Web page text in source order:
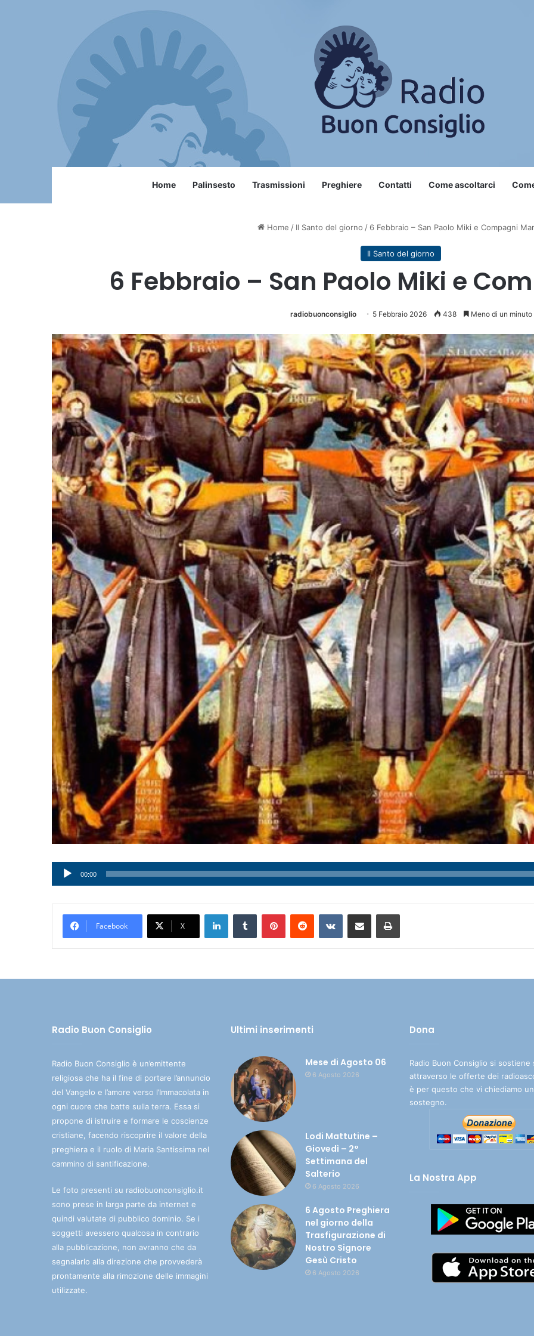
Home Palinsesto Trasmissioni Preghiere Contatti Come ascoltarci
Home / Il Santo del giorno / 6 Febbraio – San Paolo Miki e Compagni
Il Santo del giorno
6 Febbraio – San Paolo Miki e
radiobuonconsiglio 5 Febbraio 2026 438 Meno di un minuto
Audio
Player
00:00
Facebook X
Radio Buon Consiglio
Radio Buon Consiglio è un’emittente
religiosa che ha il fine di portare l’annuncio
del Vangelo e l’amore verso l’Immacolata in
ogni cuore che batte sulla terra. Essa si
propone di istruire e formare le coscienze
cristiane, facendo riscoprire il valore della
preghiera e il ruolo di Maria Santissima nel
cammino di santificazione.
Le foto presenti su radiobuonconsiglio.it
sono prese in larga parte da internet e
quindi valutate di pubblico dominio. Se i
soggetti avessero qualcosa in contrario
alla pubblicazione, non avranno che da
segnalarlo alla direzione che provvederà
prontamente alla rimozione delle immagini
utilizzate.
Ultimi inserimenti
Mese di Agosto 06
6 Agosto 2026
Lodi Mattutine –
Giovedì – 2°
Settimana del
Salterio
6 Agosto 2026
6 Agosto Preghiera
nel giorno della
Trasfigurazione di
Nostro Signore
Gesù Cristo
6 Agosto 2026
Dona
Radio Buon Consiglio si sostiene
attraverso le offerte dei
è per questo che vi chiediamo un
sostegno.
La Nostra App